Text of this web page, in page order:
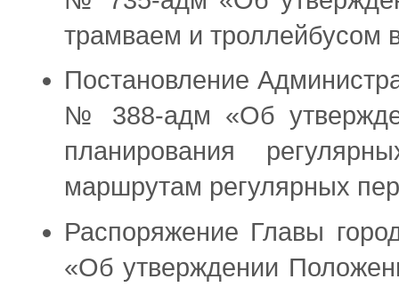
трамваем и троллейбусом
Постановление
№ 388-адм «Об
планирования
маршрутам регулярных
Распоряжение Главы
«Об утверждении